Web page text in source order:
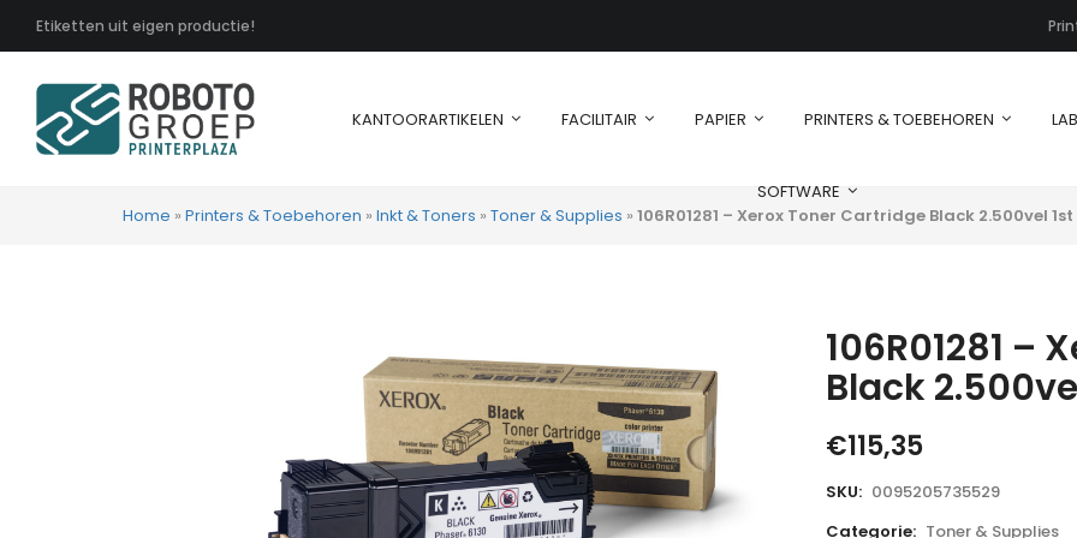
Etiketten uit eigen productie!
KANTOORARTIKELEN FACILITAIR PAPIER PRINTERS & TOEBEHOREN
SOFTWARE
Home » Printers & Toebehoren » Inkt & Toners » Toner & Supplies » 106R01281 – Xerox Toner Cartridge Black 2.500vel 1st
106R01281 –
Black
€115,35
SKU: 0095205735529
Categorie: Toner & Supplies